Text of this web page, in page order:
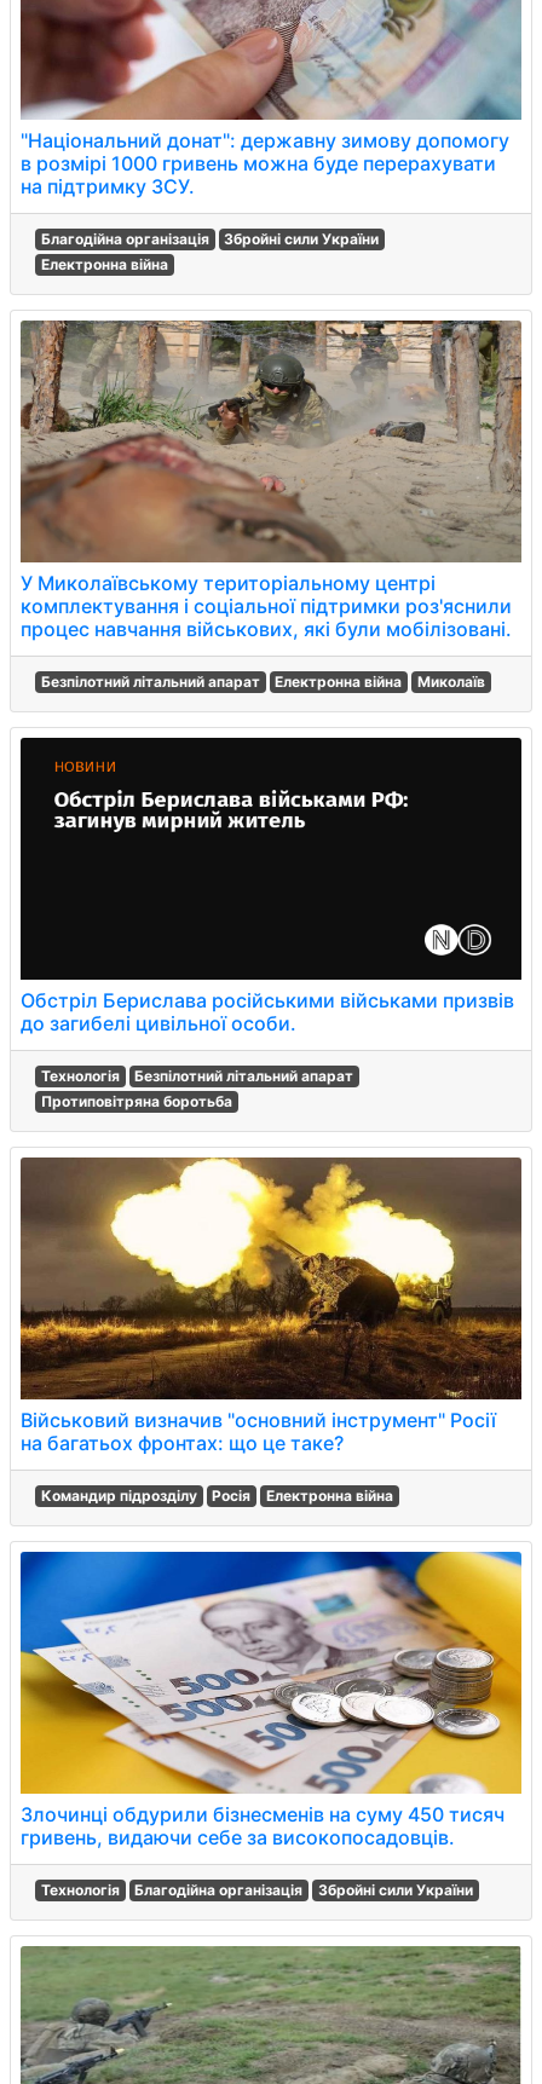
"Національний донат": державну зимову допомогу
в розмірі 1000 гривень можна буде перерахувати
на підтримку ЗСУ.
Благодійна організація
Збройні сили України
Електронна війна
У Миколаївському територіальному центрі
комплектування і соціальної підтримки роз'яснили
процес навчання військових, які були мобілізовані.
Безпілотний літальний апарат Електронна війна Миколаїв
Обстріл Берислава російськими військами призвів
до загибелі цивільної особи.
Технологія
Безпілотний літальний апарат
Протиповітряна боротьба
Військовий визначив "основний інструмент" Росії
на багатьох фронтах: що це таке?
Командир підрозділу Росія Електронна війна
Злочинці обдурили бізнесменів на суму 450 тисяч
гривень, видаючи себе за високопосадовців.
Технологія Благодійна організація Збройні сили України